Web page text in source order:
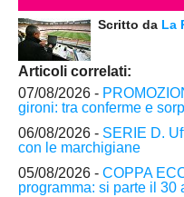
Scritto da La
Articoli correlati:
07/08/2026 -
gironi: tra conferme e
06/08/2026 - SERIE D.
con le marchigiane
05/08/2026 - COPPA
programma: si parte il 30